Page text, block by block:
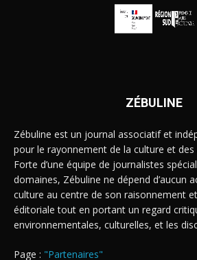
ZÉBULINE
Zébuline est un journal associatif et
pour le rayonnement de la culture et des
Forte d’une équipe de journalistes
domaines, Zébuline ne dépend d’aucun
culture au centre de son raisonnement
éditoriale tout en portant un regard
environnementales, culturelles, et les
Page : "Partenaires"